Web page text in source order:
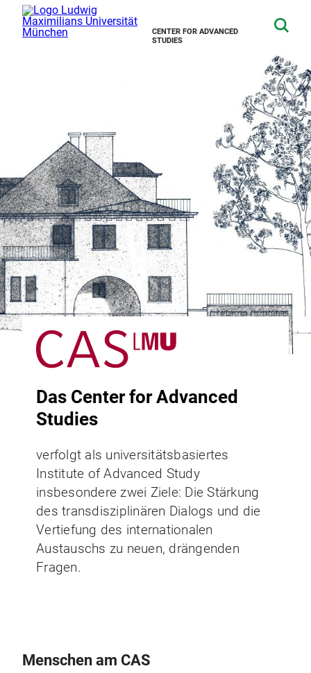
CENTER FOR ADVANCED
STUDIES
Das Center for Advanced
Studies
verfolgt als universitätsbasiertes
Institute of Advanced Study
insbesondere zwei Ziele: Die Stärkung
des transdisziplinären Dialogs und die
Vertiefung des internationalen
Austauschs zu neuen, drängenden
Fragen.
Menschen am CAS